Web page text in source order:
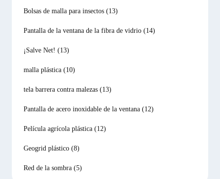
Bolsas de malla para insectos (13)
Pantalla de la ventana de la fibra de vidrio (14)
¡Salve Net! (13)
malla plástica (10)
tela barrera contra malezas (13)
Pantalla de acero inoxidable de la ventana (12)
Película agrícola plástica (12)
Geogrid plástico (8)
Red de la sombra (5)